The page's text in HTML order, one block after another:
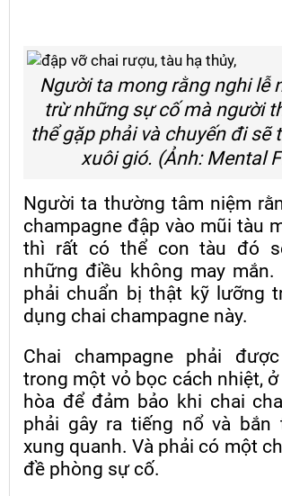
Người ta mong rằng nghi lễ
trừ những sự cố mà người
thể gặp phải và chuyến đi sẽ
xuôi gió. (Ảnh: Mental
Người ta thường tâm niệm
champagne đập vào mũi tàu
thì rất có thể con tàu đó
những điều không may mắn.
phải chuẩn bị thật kỹ lưỡng
dụng chai champagne này.
Chai champagne phải
trong một vỏ bọc cách nhiệt,
hòa để đảm bảo khi chai
phải gây ra tiếng nổ và bắn
xung quanh. Và phải có một
đề phòng sự cố.